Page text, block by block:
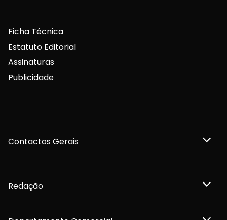
Ficha Técnica
Estatuto Editorial
Assinaturas
Publicidade
Contactos Gerais
Redação